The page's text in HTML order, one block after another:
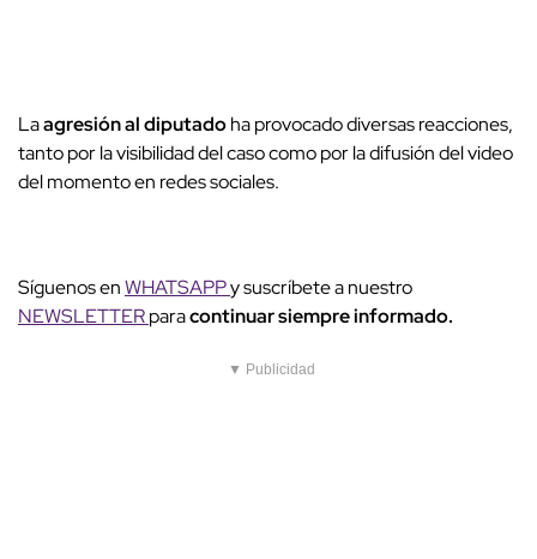
Laagresión al diputadoha provocado diversas reacciones,
tanto por la visibilidad del caso como por la difusión del video
del momento en redes sociales.
Síguenos enWHATSAPPy suscríbete a nuestro
NEWSLETTERparacontinuar siempre informado.
▼ Publicidad